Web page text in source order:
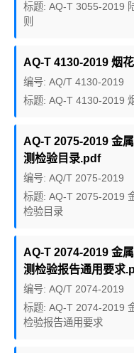
标题: AQ-T 3055-2019
则
AQ-T 4130-2019 烟
编号: AQ/T 4130-2019
标题: AQ-T 4130-2019
AQ-T 2075-2019 金
测检验目录.pdf
编号: AQ/T 2075-2019
标题: AQ-T 2075-2019
检验目录
AQ-T 2074-2019 金
测检验报告通用要求
编号: AQ/T 2074-2019
标题: AQ-T 2074-2019
检验报告通用要求